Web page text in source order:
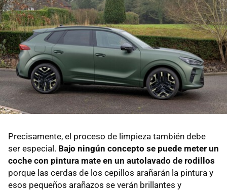
Precisamente, el proceso de limpieza también debe
ser especial. Bajo ningún concepto se puede meter un
coche con pintura mate en un autolavado de rodillos
porque las cerdas de los cepillos arañarán la pintura y
esos pequeños arañazos se verán brillantes y